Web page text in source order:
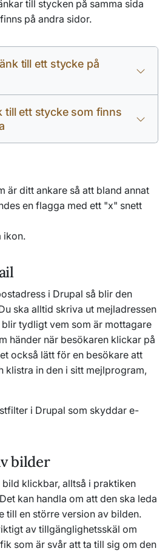
till stycken på samma sida
på andra sidor.
till ett stycke på
till ett stycke som finns
är ditt ankare så att bland annat
en flagga med ett "x" snett
ikon.
i Drupal så blir den
ska alltid skriva ut mejladressen
blir tydligt vem som är mottagare
händer när besökaren klickar på
också lätt för en besökare att
klistra in den i sitt mejlprogram,
i Drupal som skyddar e-
bilder
klickbar, alltså i praktiken
kan handla om att den ska leda
till en större version av bilden.
av tillgänglighetsskäl om
som är svår att ta till sig om den